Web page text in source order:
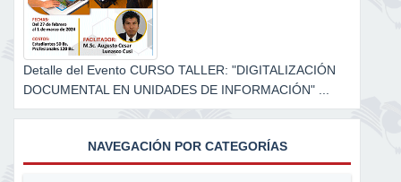
Detalle del Evento CURSO TALLER: "DIGITALIZACIÓN
DOCUMENTAL EN UNIDADES DE INFORMACIÓN" ...
NAVEGACIÓN POR CATEGORÍAS